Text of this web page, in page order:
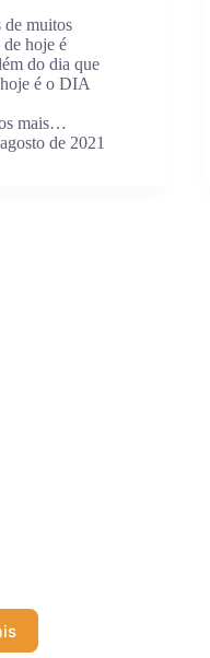
de muitos
hoje é
do dia que
é o DIA
mais…
de 2021